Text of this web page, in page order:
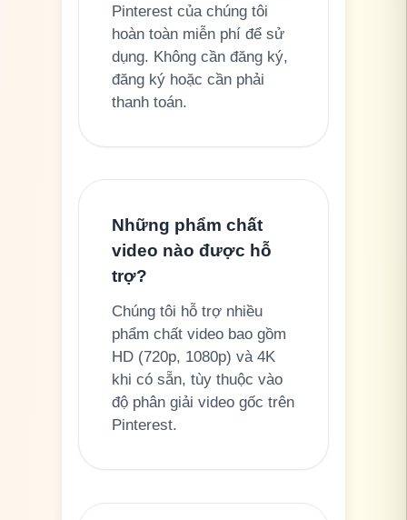
Pinterest của chúng tôi
hoàn toàn miễn phí để sử
dụng. Không cần đăng ký,
đăng ký hoặc cần phải
thanh toán.
Những phẩm chất
video nào được hỗ
trợ?
Chúng tôi hỗ trợ nhiều
phẩm chất video bao gồm
HD (720p, 1080p) và 4K
khi có sẵn, tùy thuộc vào
độ phân giải video gốc trên
Pinterest.